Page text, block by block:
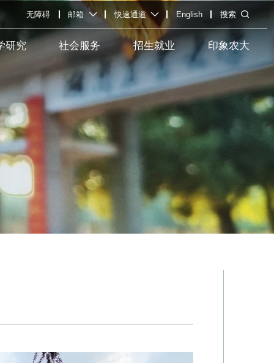
无障碍 邮箱 快速通道 English 搜索
研究 社会服务 招生就业 印象农大